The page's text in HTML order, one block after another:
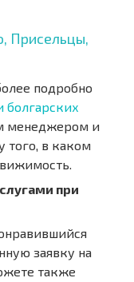
Присельцы,
подробно
болгарских
менеджером и
того, в каком
при
заявку на
также